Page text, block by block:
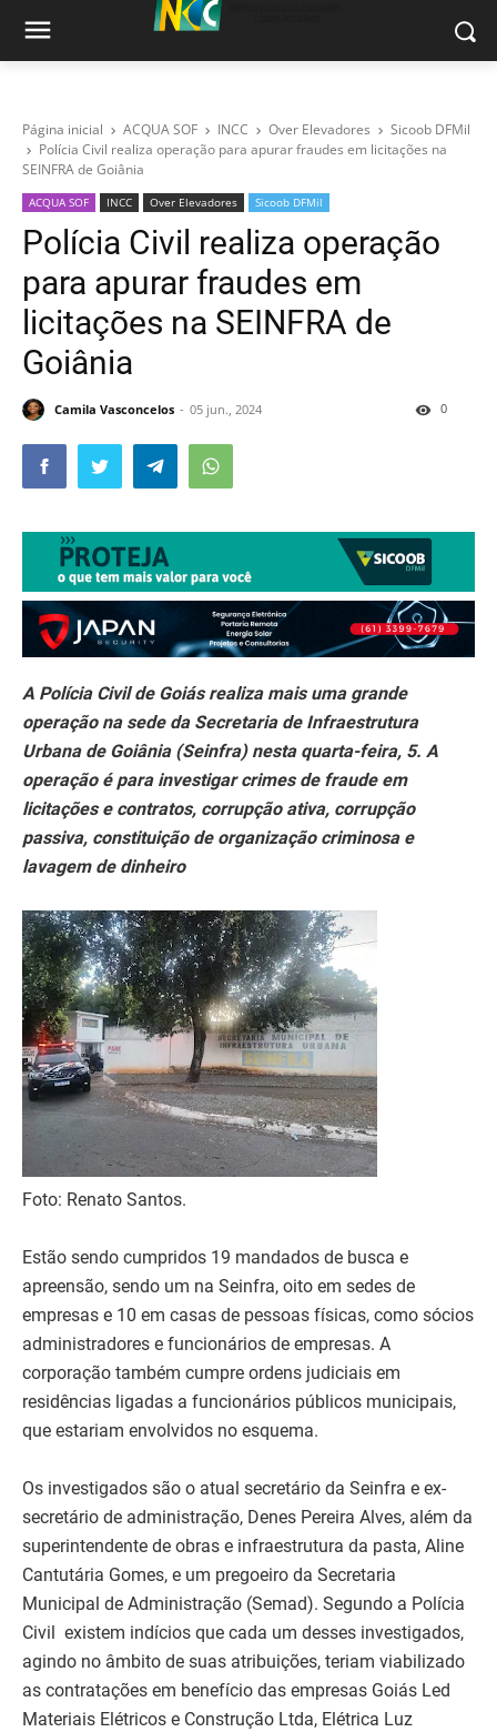
Página inicial ACQUA SOF INCC Over Elevadores
Sicoob DFMil
Polícia Civil realiza operação para apurar fraudes em licitações na
SEINFRA de Goiânia
ACQUA SOF INCC Over Elevadores Sicoob DFMil
Polícia Civil realiza operação
para apurar fraudes em
licitações na SEINFRA de
Goiânia
Camila Vasconcelos 05 jun., 2024 0
A Polícia Civil de Goiás realiza mais uma grande
operação na sede da Secretaria de Infraestrutura
Urbana de Goiânia (Seinfra) nesta quarta-feira, 5. A
operação é para investigar crimes de fraude em
licitações e contratos, corrupção ativa, corrupção
passiva, constituição de organização criminosa e
lavagem de dinheiro
Foto: Renato Santos.
Estão sendo cumpridos 19 mandados de busca e
apreensão, sendo um na Seinfra, oito em sedes de
empresas e 10 em casas de pessoas físicas, como sócios
administradores e funcionários de empresas. A
corporação também cumpre ordens judiciais em
residências ligadas a funcionários públicos municipais,
que estariam envolvidos no esquema.
Os investigados são o atual secretário da Seinfra e ex-
secretário de administração, Denes Pereira Alves, além da
superintendente de obras e infraestrutura da pasta, Aline
Cantutária Gomes, e um pregoeiro da Secretaria
Municipal de Administração (Semad). Segundo a Polícia
Civil existem indícios que cada um desses investigados,
agindo no âmbito de suas atribuições, teriam viabilizado
as contratações em benefício das empresas Goiás Led
Materiais Elétricos e Construção Ltda, Elétrica Luz